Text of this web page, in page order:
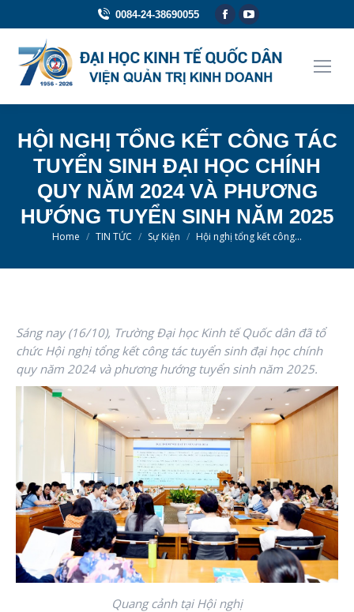
0084-24-38690055
Facebook
opens
in
YouTube
opens
in
HỘI NGHỊ TỔNG KẾT CÔNG TÁC
TUYỂN SINH ĐẠI HỌC CHÍNH
QUY NĂM 2024 VÀ PHƯƠNG
HƯỚNG TUYỂN SINH NĂM 2025
You are here:
Home TIN TỨC Sự Kiện Hội nghị tổng kết công…
Sáng nay (16/10), Trường Đại học Kinh tế Quốc dân đã tổ
chức Hội nghị tổng kết công tác tuyển sinh đại học chính
quy năm 2024 và phương hướng tuyển sinh năm 2025.
Quang cảnh tại Hội nghị